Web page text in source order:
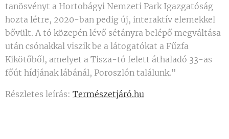
tanösvényt a Hortobágyi Nemzeti Park Igazgatóság
hozta létre, 2020-ban pedig új, interaktív elemekkel
bővült. A tó közepén lévő sétányra belépő megváltása
után csónakkal viszik be a látogatókat a Fűzfa
Kikötőből, amelyet a Tisza-tó felett áthaladó 33-as
főút hídjának lábánál, Poroszlón találunk."
Részletes leírás: Természetjáró.hu